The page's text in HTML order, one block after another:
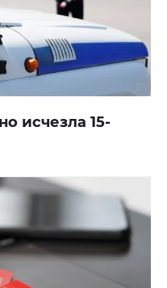
исчезла 15-